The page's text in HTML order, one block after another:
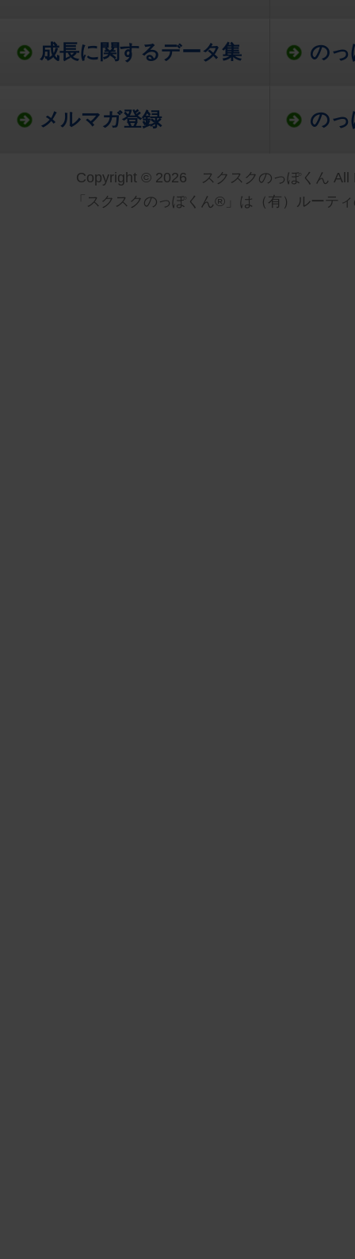
成長に関するデータ集 の
メルマガ登録 の
Copyright © 2026 スクスクのっぽくん All
「スクスクのっぽくん®」は（有）ルーテ